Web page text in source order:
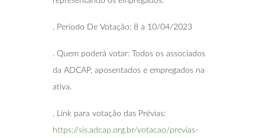
. Período De Votação: 8 a 10/04/2023
. Quem poderá votar: Todos os associados
da ADCAP, aposentados e empregados na
ativa.
. Link para votação das Prévias:
https://sis.adcap.org.br/votacao/previas-